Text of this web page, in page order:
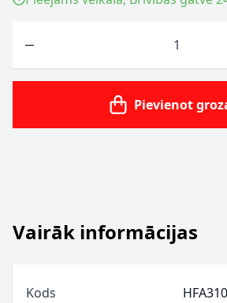
Pievienot
Vairāk informācijas
Kods